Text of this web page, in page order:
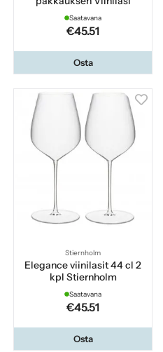
Saatavana
€45.51
Osta
Stiernholm
Elegance viinilasit 44 cl 2
kpl Stiernholm
Saatavana
€45.51
Osta